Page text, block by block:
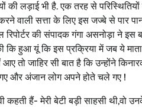
की लड़ाई भी है. एक तरह से
सत्ता के लिए इस जज्बे से पार पाना
की संपादक गंगा असनोड़ा ने इस
कि हुआ यूं कि इस प्रक्रिया में जब ये
तो जाहिर सी बात है कि उन्होंने
और अंजान लोग अपने होते चले गए !
हैं- मेरी बेटी बड़ी साहसी थी,वो